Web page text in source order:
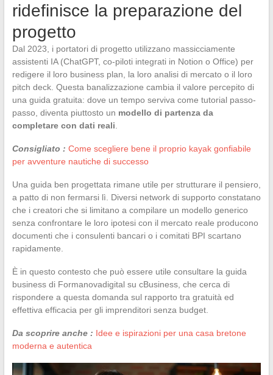
ridefinisce la preparazione del
progetto
Dal 2023, i portatori di progetto utilizzano massicciamente
assistenti IA (ChatGPT, co-piloti integrati in Notion o Office) per
redigere il loro business plan, la loro analisi di mercato o il loro
pitch deck. Questa banalizzazione cambia il valore percepito di
una guida gratuita: dove un tempo serviva come tutorial passo-
passo, diventa piuttosto un modello di partenza da
completare con dati reali
Consigliato : Come scegliere bene il proprio kayak gonfiabile
per avventure nautiche di successo
Una guida ben progettata rimane utile per strutturare il pensiero,
a patto di non fermarsi lì. Diversi network di supporto constatano
che i creatori che si limitano a compilare un modello generico
senza confrontare le loro ipotesi con il mercato reale producono
documenti che i consulenti bancari o i comitati BPI scartano
rapidamente.
È in questo contesto che può essere utile consultare la guida
business di Formanovadigital su cBusiness, che cerca di
rispondere a questa domanda sul rapporto tra gratuità ed
effettiva efficacia per gli imprenditori senza budget.
Da scoprire anche : Idee e ispirazioni per una casa bretone
moderna e autentica